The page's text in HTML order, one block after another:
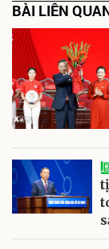
BÀI LIÊN